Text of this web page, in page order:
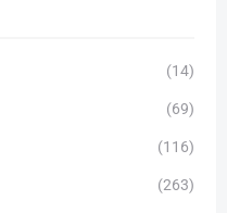
(14)
(69)
(116)
(263)